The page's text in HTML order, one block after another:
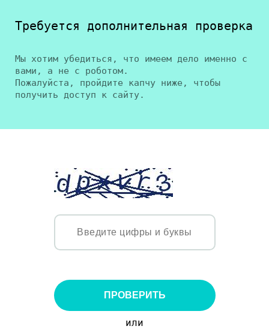
Требуется дополнительная проверка
Мы хотим убедиться, что имеем дело именно с
вами, а не с роботом.
Пожалуйста, пройдите капчу ниже, чтобы
получить доступ к сайту.
ПРОВЕРИТЬ
или